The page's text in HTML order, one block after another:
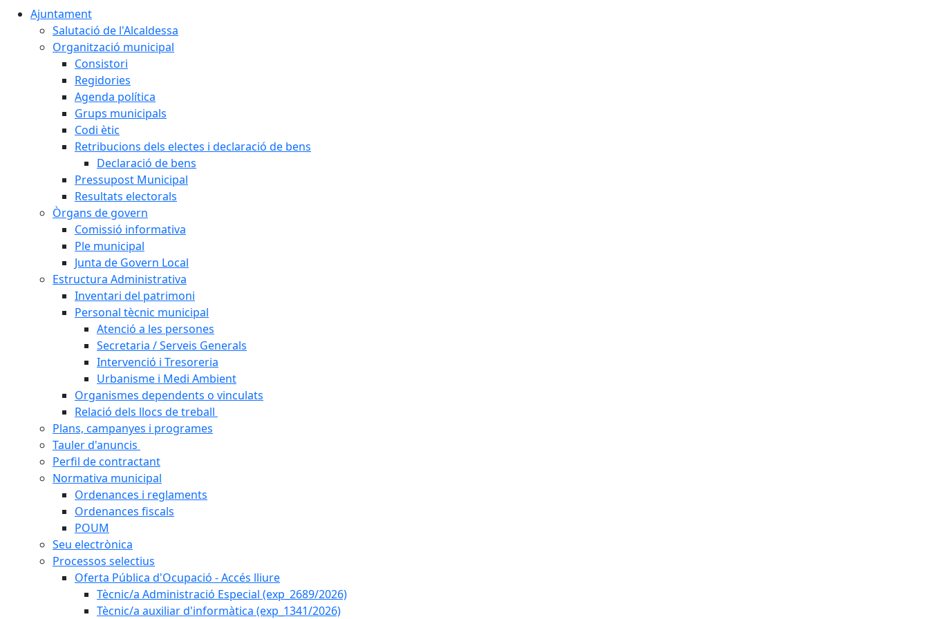
Ajuntament
Salutació de l'Alcaldessa
Organització municipal
Consistori
Regidories
Agenda política
Grups municipals
Codi ètic
Retribucions dels electes i declaració de bens
Declaració de bens
Pressupost Municipal
Resultats electorals
Òrgans de govern
Comissió informativa
Ple municipal
Junta de Govern Local
Estructura Administrativa
Inventari del patrimoni
Personal tècnic municipal
Atenció a les persones
Secretaria / Serveis Generals
Intervenció i Tresoreria
Urbanisme i Medi Ambient
Organismes dependents o vinculats
Relació dels llocs de treball
Plans, campanyes i programes
Tauler d'anuncis
Perfil de contractant
Normativa municipal
Ordenances i reglaments
Ordenances fiscals
POUM
Seu electrònica
Processos selectius
Oferta Pública d'Ocupació - Accés lliure
Tècnic/a Administració Especial (exp_2689/2026)
Tècnic/a auxiliar d'informàtica (exp_1341/2026)